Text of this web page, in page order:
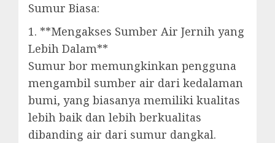
Sumur Biasa:
1. **Mengakses Sumber Air Jernih yang
Lebih Dalam**
Sumur bor memungkinkan pengguna
mengambil sumber air dari kedalaman
bumi, yang biasanya memiliki kualitas
lebih baik dan lebih berkualitas
dibanding air dari sumur dangkal.